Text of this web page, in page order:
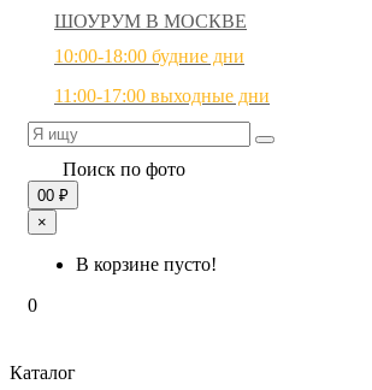
ШОУРУМ В МОСКВЕ
10:00-18:00 будние дни
11:00-17:00 выходные дни
Поиск по фото
00 ₽
×
В корзине пусто!
0
Каталог